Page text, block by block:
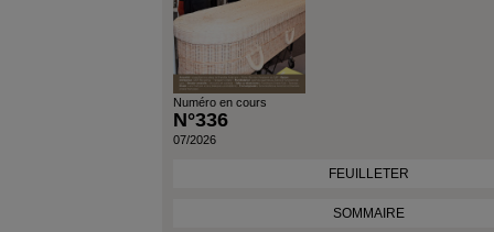
Numéro en cours
N°336
07/2026
FEUILLETER
SOMMAIRE